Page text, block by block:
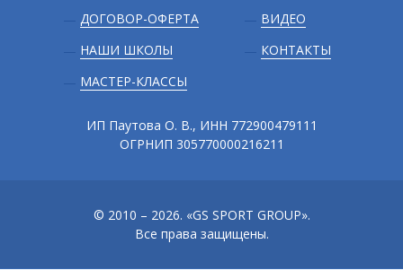
ДОГОВОР-ОФЕРТА
НАШИ ШКОЛЫ
МАСТЕР-КЛАССЫ
ВИДЕО
КОНТАКТЫ
ИП Паутова О. В., ИНН 772900479111
ОГРНИП 305770000216211
© 2010 – 2026. «GS SPORT GROUP».
Все права защищены.